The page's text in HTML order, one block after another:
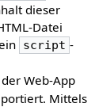
dieser
Datei
script -
Web-App
Mittels